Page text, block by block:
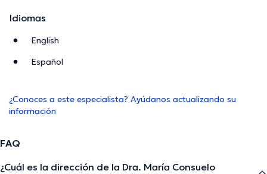
Idiomas
English
Español
¿Conoces a este especialista? Ayúdanos actualizando su
información
FAQ
¿Cuál es la dirección de la Dra. María Consuelo